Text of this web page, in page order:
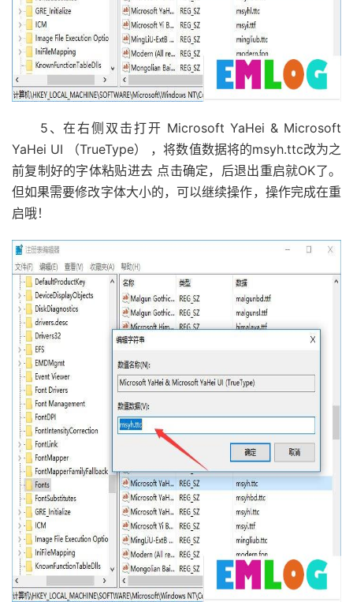
5、在右侧双击打开 Microsoft YaHei & Microsoft
YaHei UI （TrueType） ，将数值数据将的msyh.ttc改为之
前复制好的字体粘贴进去 点击确定，后退出重启就OK了。
但如果需要修改字体大小的，可以继续操作，操作完成在重
启哦！